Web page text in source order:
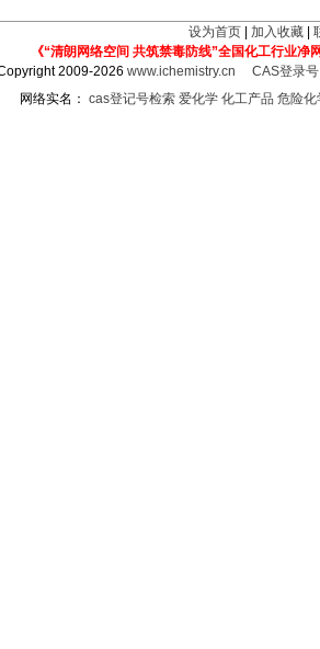
设为首页 加入收藏
《“清朗网络空间 共筑禁毒防线”全国化工行业净
2009-2026www.ichemistry.cn
CAS登录
网络实名： cas登记号检索 爱化学 化工产品 危险化